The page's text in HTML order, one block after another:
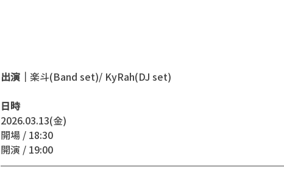
出演｜ 楽斗(Band set)/ KyRah(DJ set)
日時
2026.03.13(金)
開場 / 18:30
開演 / 19:00